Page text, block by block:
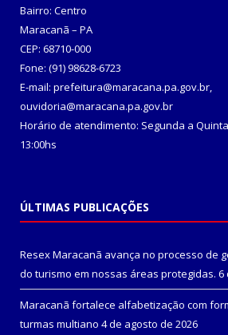
Bairro: Centro
Maracanã – PA
CEP: 68710-000
Fone: (91) 98628-6723
E-mail: prefeitura@maracana.pa.gov.br,
ouvidoria@maracana.pa.gov.br
Horário de atendimento: Segunda a
13:00hs
ÚLTIMAS PUBLICAÇÕES
Resex Maracanã avança no processo de
do turismo em nossas áreas protegidas. 6
Maracanã fortalece alfabetização com
turmas multiano 4 de agosto de 2026